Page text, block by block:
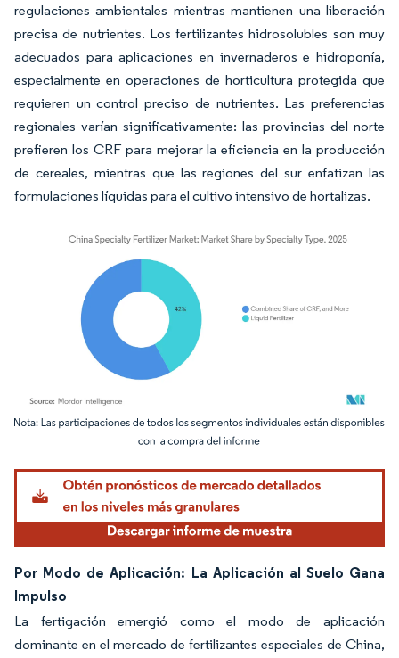
regulaciones ambientales mientras mantienen una liberación
precisa de nutrientes. Los fertilizantes hidrosolubles son muy
adecuados para aplicaciones en invernaderos e hidroponía,
especialmente en operaciones de horticultura protegida que
requieren un control preciso de nutrientes. Las preferencias
regionales varían significativamente: las provincias del norte
prefieren los CRF para mejorar la eficiencia en la producción
de cereales, mientras que las regiones del sur enfatizan las
formulaciones líquidas para el cultivo intensivo de hortalizas.
Imagen © Mordor Intelligence. El uso requiere atribución según CC BY 4.0.
Por Modo de Aplicación: La Aplicación al Suelo Gana
Impulso
La fertigación emergió como el modo de aplicación
dominante en el mercado de fertilizantes especiales de China,